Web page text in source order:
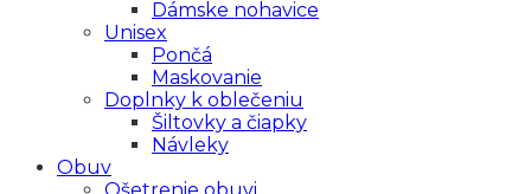
Dámske nohavice
Unisex
Pončá
Maskovanie
Doplnky k oblečeniu
Šiltovky a čiapky
Návleky
Obuv